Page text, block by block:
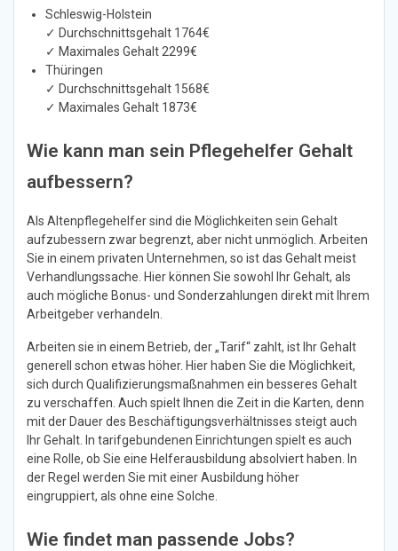
Schleswig-Holstein
✓ Durchschnittsgehalt 1764€
✓ Maximales Gehalt 2299€
Thüringen
✓ Durchschnittsgehalt 1568€
✓ Maximales Gehalt 1873€
Wie kann man sein Pflegehelfer Gehalt
aufbessern?
Als Altenpflegehelfer sind die Möglichkeiten sein Gehalt
aufzubessern zwar begrenzt, aber nicht unmöglich. Arbeiten
Sie in einem privaten Unternehmen, so ist das Gehalt meist
Verhandlungssache. Hier können Sie sowohl Ihr Gehalt, als
auch mögliche Bonus- und Sonderzahlungen direkt mit Ihrem
Arbeitgeber verhandeln.
Arbeiten sie in einem Betrieb, der „Tarif“ zahlt, ist Ihr Gehalt
generell schon etwas höher. Hier haben Sie die Möglichkeit,
sich durch Qualifizierungsmaßnahmen ein besseres Gehalt
zu verschaffen. Auch spielt Ihnen die Zeit in die Karten, denn
mit der Dauer des Beschäftigungsverhältnisses steigt auch
Ihr Gehalt. In tarifgebundenen Einrichtungen spielt es auch
eine Rolle, ob Sie eine Helferausbildung absolviert haben. In
der Regel werden Sie mit einer Ausbildung höher
eingruppiert, als ohne eine Solche.
Wie findet man passende Jobs?